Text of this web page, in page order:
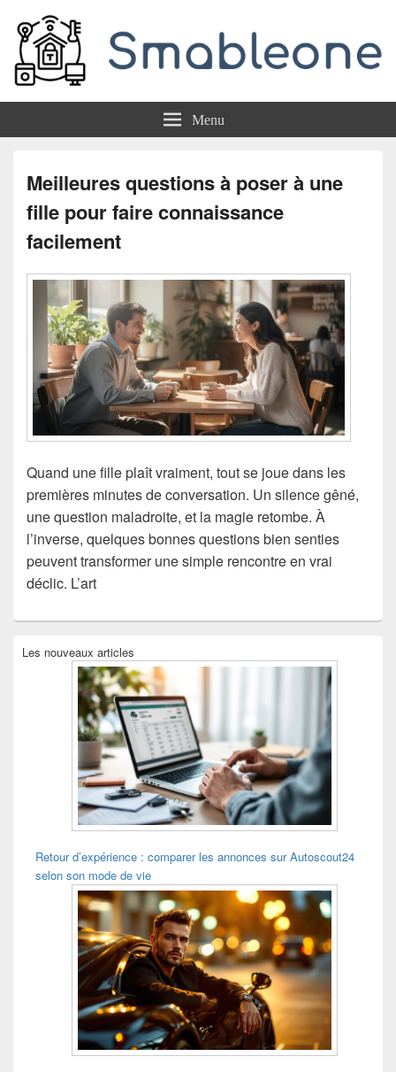
Smableone Menu
Meilleures questions à poser à une
fille pour faire connaissance
facilement
Quand une fille plaît vraiment, tout se joue dans les
premières minutes de conversation. Un silence gêné,
une question maladroite, et la magie retombe. À
l’inverse, quelques bonnes questions bien senties
peuvent transformer une simple rencontre en vrai
déclic. L’art
principale
Les nouveaux articles
Retour d’expérience : comparer les annonces sur Autoscout24
selon son mode de vie